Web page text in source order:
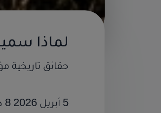
لماذا
حقائق تاريخية
5 أبريل 2026 8 دقائق قراءة تاريخ الناظور